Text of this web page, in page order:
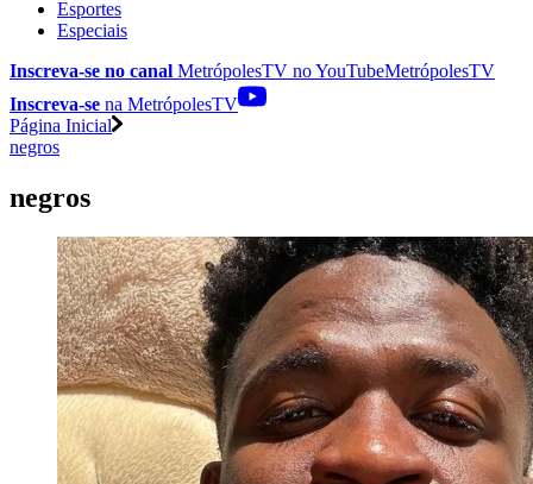
Esportes
Especiais
Inscreva-se no canal MetrópolesTV noYouTubeMetrópolesTV
Inscreva-se na MetrópolesTV
Página Inicial
negros
negros